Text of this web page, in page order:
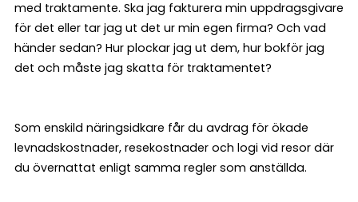
med traktamente. Ska jag fakturera min uppdragsgivare
för det eller tar jag ut det ur min egen firma? Och vad
händer sedan? Hur plockar jag ut dem, hur bokför jag
det och måste jag skatta för traktamentet?
Som enskild näringsidkare får du avdrag för ökade
levnadskostnader, resekostnader och logi vid resor där
du övernattat enligt samma regler som anställda.